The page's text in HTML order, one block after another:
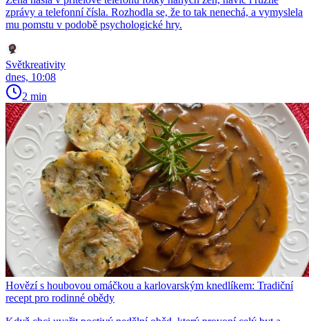
zprávy a telefonní čísla. Rozhodla se, že to tak nenechá, a vymyslela
mu pomstu v podobě psychologické hry.
Světkreativity
dnes, 10:08
2 min
Hovězí s houbovou omáčkou a karlovarským knedlíkem: Tradiční
recept pro rodinné obědy